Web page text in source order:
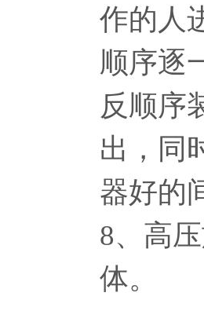
作的人
顺序逐
反顺序
出，同
器好的
8、高
体。